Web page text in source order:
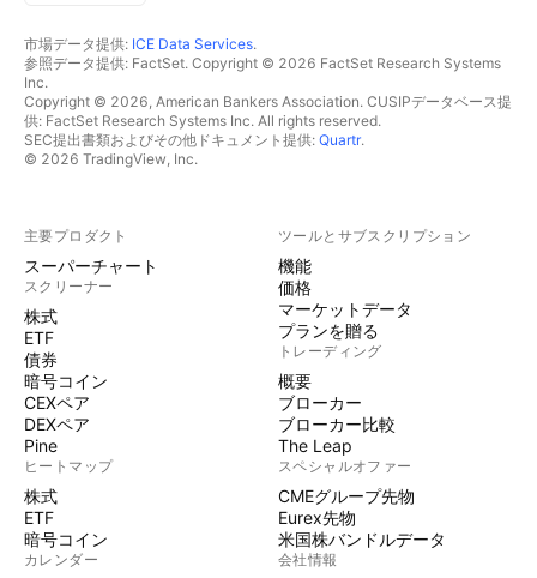
市場データ提供: ICE Data Services.
参照データ提供: FactSet. Copyright © 2026 FactSet Research Systems
Inc.
Copyright © 2026, American Bankers Association. CUSIPデータベース提
供: FactSet Research Systems Inc. All rights reserved.
SEC提出書類およびその他ドキュメント提供: Quartr.
© 2026 TradingView, Inc.
主要プロダクト
スーパーチャート
スクリーナー
株式
ETF
債券
暗号コイン
CEXペア
DEXペア
Pine
ヒートマップ
株式
ETF
暗号コイン
カレンダー
ツールとサブスクリプション
機能
価格
マーケットデータ
プランを贈る
トレーディング
概要
ブローカー
ブローカー比較
The Leap
スペシャルオファー
CMEグループ先物
Eurex先物
米国株バンドルデータ
会社情報